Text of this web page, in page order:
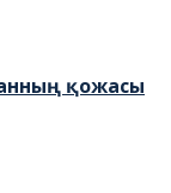
қожасы